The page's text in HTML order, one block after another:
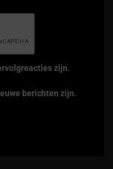
zijn.
berichten zijn.